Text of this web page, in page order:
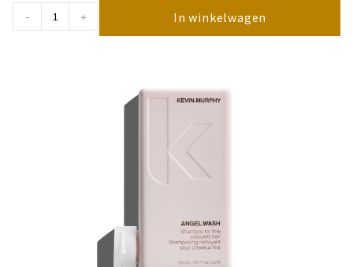
- + In winkelwagen